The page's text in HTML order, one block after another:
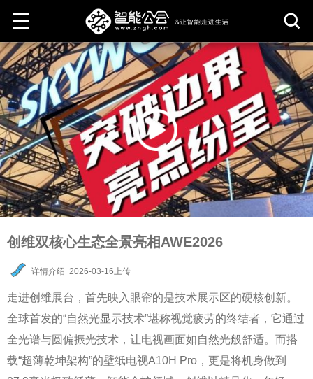
消
创维双核心生态全景亮相AWE2026
详情介绍 2026-03-16上传
走进创维展台，首先映入眼帘的是技术展示区的硬核创新。
全球首发的“自然光显示技术”堪称视觉疲劳的终结者，它通过
全光谱与圆偏振光技术，让电视画面如自然光般舒适。而搭
载“超薄乾坤架构”的壁纸电视A10H Pro，更是将机身做到